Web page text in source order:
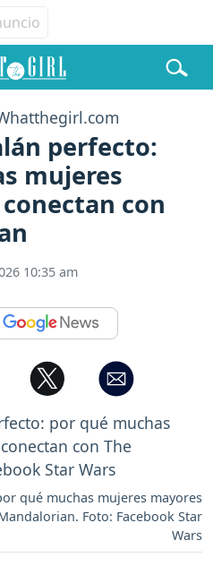
perfecto:
mujeres
con
10:35 am
qué muchas mujeres mayores
Foto: Facebook Star
Wars